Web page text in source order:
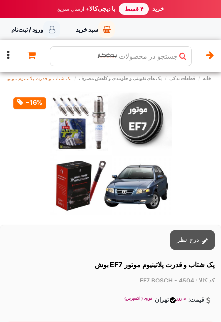
خرید مطمئن از یدک کار بهترین قیمت ایران خرید ۴ قسط با دیجی‌کالا+ ارسال سریع
سبد خرید ورود / ثبت‌نام
جستجو در محصولات
خانه قطعات یدکی پک های تقویتی و جلوبندی و کاهش مصرف پک شتاب و قدرت پلاتینیوم موتور EF7 بوش
‎−16%
پک شتاب و قدرت پلاتینیوم موتور EF7 بوش
کد کالا : EF7 BOSCH - 4504
قیمت: به روز تهران فوری ( اکسپرس)